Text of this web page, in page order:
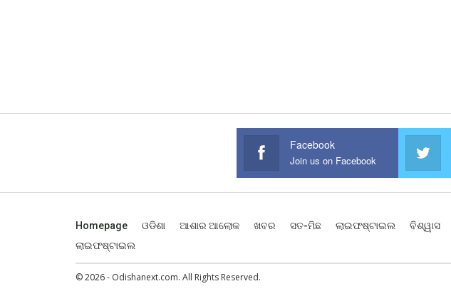
Facebook
Join us on Facebook
Homepage ଓଡିଶା ଆଶାର ଆଲୋକ ଖବର ସତ-ମିଛ ଲାଇଫଷ୍ଟାଇଲ ବିଶ୍ୱାସ
ଲାଇଫଷ୍ଟାଇଲ
© 2026 - Odishanext.com. All Rights Reserved.